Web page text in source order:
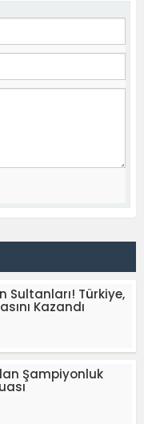
Sultanları! Türkiye,
Kazandı
Şampiyonluk